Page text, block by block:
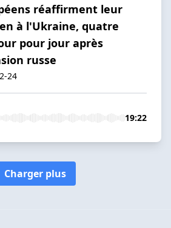
réaffirment leur
à l'Ukraine, quatre
pour jour après
russe
24
19:22
Charger plus